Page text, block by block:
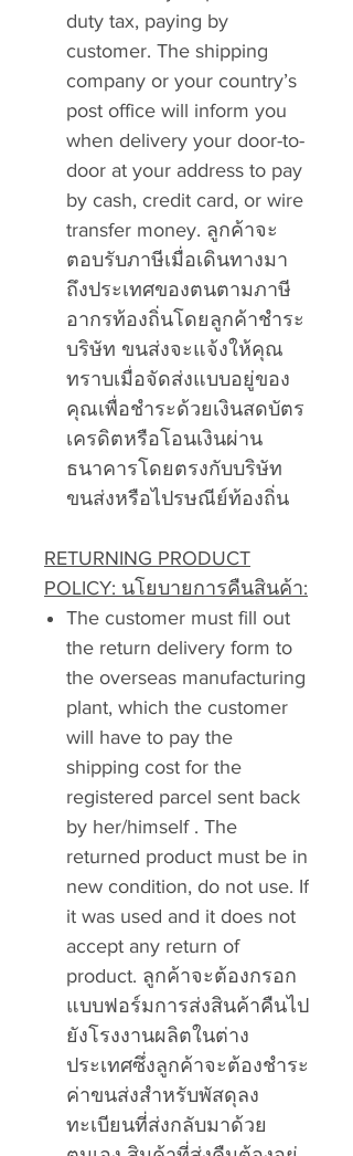
duty tax, paying by
customer. The shipping
company or your country’s
post office will inform you
when delivery your door-to-
door at your address to pay
by cash, credit card, or wire
transfer money. ลูกค้าจะ
ตอบรับภาษีเมื่อเดินทางมา
ถึงประเทศของตนตามภาษี
อากรท้องถิ่นโดยลูกค้าชำระ
บริษัท ขนส่งจะแจ้งให้คุณ
ทราบเมื่อจัดส่งแบบอยู่ของ
คุณเพื่อชำระด้วยเงินสดบัตร
เครดิตหรือโอนเงินผ่าน
ธนาคารโดยตรงกับบริษัท
ขนส่งหรือไปรษณีย์ท้องถิ่น
RETURNING PRODUCT
POLICY: นโยบายการคืนสินค้า:
The customer must fill out
the return delivery form to
the overseas manufacturing
plant, which the customer
will have to pay the
shipping cost for the
registered parcel sent back
by her/himself . The
returned product must be in
new condition, do not use. If
it was used and it does not
accept any return of
product. ลูกค้าจะต้องกรอก
แบบฟอร์มการส่งสินค้าคืนไป
ยังโรงงานผลิตในต่าง
ประเทศซึ่งลูกค้าจะต้องชำระ
ค่าขนส่งสำหรับพัสดุลง
ทะเบียนที่ส่งกลับมาด้วย